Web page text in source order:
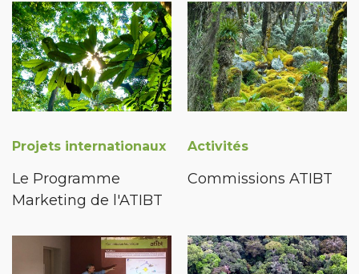
Projets internationaux
Le Programme
Marketing de l'ATIBT
Activités
Commissions ATIBT